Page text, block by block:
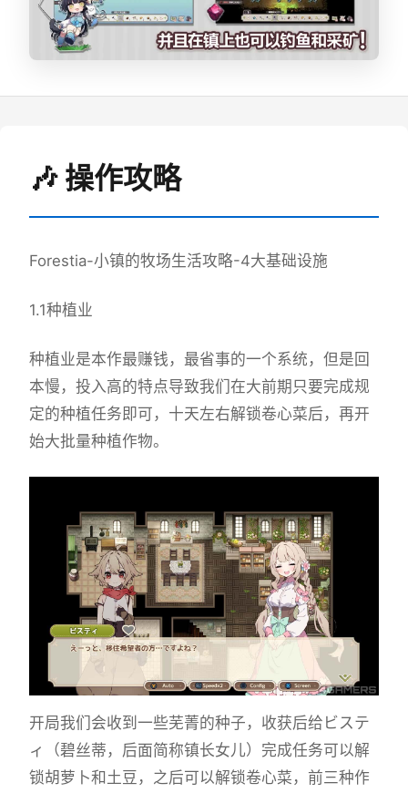
🎶 操作攻略
Forestia-小镇的牧场生活攻略-4大基础设施
1.1种植业
种植业是本作最赚钱，最省事的一个系统，但是回
本慢，投入高的特点导致我们在大前期只要完成规
定的种植任务即可，十天左右解锁卷心菜后，再开
始大批量种植作物。
开局我们会收到一些芜菁的种子，收获后给ビステ
ィ（碧丝蒂，后面简称镇长女儿）完成任务可以解
锁胡萝卜和土豆，之后可以解锁卷心菜，前三种作